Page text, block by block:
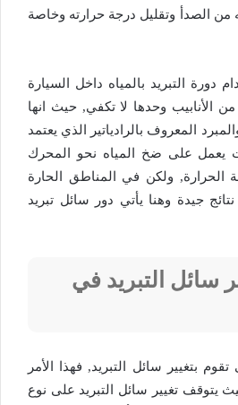
من الصدأ وتقليل درجة حرارته وخاصة
دورة التبريد بالمياه داخل السيارة
الأنابيب وحدها لا تكفي, حيث انها
المعروف بالرادياتير الذي يعتمد
يعمل على ضخ المياه نحو المحرك
الحرارة, ولكن في المناطق الحارة
جيدة وهنا يأتي دور سائل تبريد
سائل التبريد في
بتغيير سائل التبريد, فهذا الأمر
يتوقف تغيير سائل التبريد على نوع